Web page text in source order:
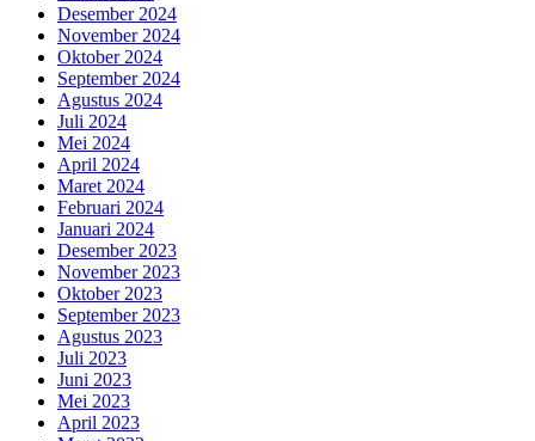
Desember 2024
November 2024
Oktober 2024
September 2024
Agustus 2024
Juli 2024
Mei 2024
April 2024
Maret 2024
Februari 2024
Januari 2024
Desember 2023
November 2023
Oktober 2023
September 2023
Agustus 2023
Juli 2023
Juni 2023
Mei 2023
April 2023